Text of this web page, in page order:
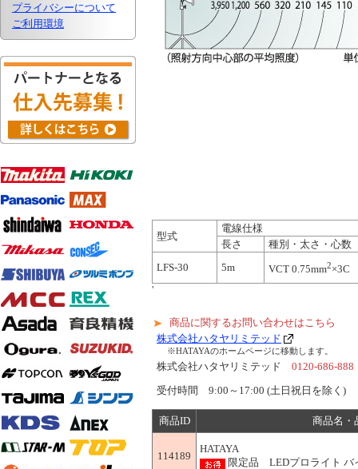
プライバシーについて
ご利用環境
型式
電線仕様
長さ
種別・太さ・心数
LFS-30
5m VCT 0.75mm2×3C
'
商品に関するお問い合わせはこちら
株式会社ハタヤリミテッド
※HATAYAのホームページに移動します。
株式会社ハタヤリミテッド 0120-686-888
受付時間 9:00～17:00 (土日祝日を除く)
商品ID 商品名・
114189
HATAYA
限定品 LEDプロライト バ